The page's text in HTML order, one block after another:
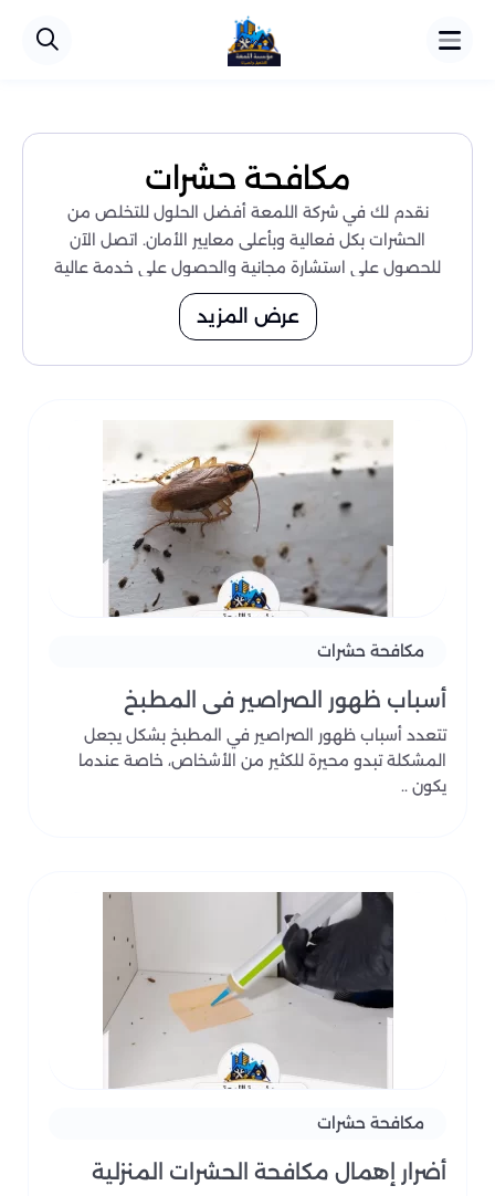
مكافحة حشرات
نقدم لك في شركة اللمعة أفضل الحلول للتخلص من
الحشرات بكل فعالية وبأعلى معايير الأمان. اتصل الآن
للحصول على استشارة مجانية والحصول على خدمة عالية
الجودة. إذا كنت بحاجة إلىخدمة مكافحة الحشرات في
، لا تتردد في الاتصال بـ شركة اللمعة.
خدمات مكافحة الحشرات في الرياض من شركة
تنتشر الحشرات داخل المنازل والمكاتب بسبب بقايا الطعام،
الرطوبة، فتحات الصرف، الشقوق، أو ضعف المتابعة الدورية
للأماكن المخفية.
لذلك تقدم شركة اللمعة خدمات مكافحة الحشرات في
الرياض بطريقة منظمة تبدأ بفحص المكان وتحديد نوع
الإصابة، ثم اختيار طريقة المكافحة المناسبة حسب طبيعة
الحشرة ومكان انتشارها.
الحشرات الزاحفة والطائرة، مع مراعاة استخدام مواد مناسبة
لطبيعة المكان داخل المنازل والمكاتب والمحال التجارية.
لا يقتصر العمل على الرش فقط، بل يشمل تحديد مصادر
الدخول مثل الفتحات والفواصل والشقوق، لأن إهمال هذه
النقاط يؤدي إلى تكرار المشكلة بعد فترة قصيرة.
تشمل خدماتنا مكافحة الحشرات المنزلية، رش الحشرات،
والمحال التجارية.
كما نوفر خدمة المكافحة عند ظهور إصابة مفاجئة، أو
المتابعة الدورية لتقليل فرص عودة الحشرات مرة أخرى.
بعد التواصل مع شركة اللمعة، يتم تحديد نوع المشكلة
وتقييم المكان، ثم تنفيذ الإجراء المناسب مع توضيح
الإرشادات المطلوبة بعد المكافحة.
يمكنك الاتصال بنا للحصول على خدمة مكافحة حشرات في
عرض المزيد
مكافحة حشرات
أسباب ظهور الصراصير في المطبخ
تتعدد أسباب ظهور الصراصير في المطبخ بشكل يجعل
المشكلة تبدو محيرة للكثير من الأشخاص، خاصة عندما
يكون ..
مكافحة حشرات
أضرار إهمال مكافحة الحشرات المنزلية